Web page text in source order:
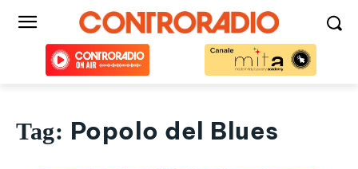
Tag: Popolo del Blues